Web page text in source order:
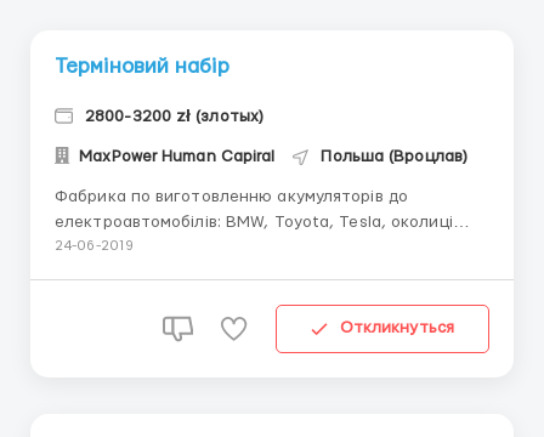
Терміновий набір
2800-3200 zł (злотых)
MaxPower Human Capiral Польша (Вроцлав)
Фабрика по виготовленню акумуляторів до
електроавтомобілів: BMW, Toyota, Tesla, околиці
Вроцлава – Офіційне оформлення по Umowa zlecenie
без затримок,...
24-06-2019
Откликнуться